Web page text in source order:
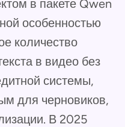
в пакете Qwen
особенностью
количество
в видео без
системы,
для черновиков,
В 2025